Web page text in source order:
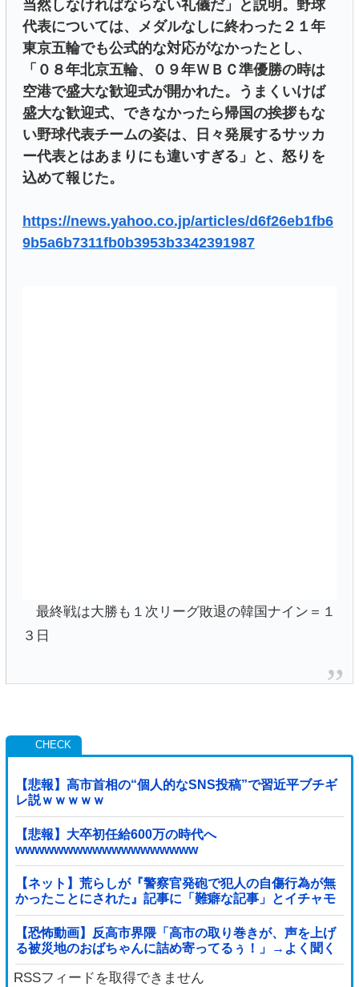
当然しなければならない礼儀だ」と説明。野球
代表については、メダルなしに終わった２１年
東京五輪でも公式的な対応がなかったとし、
「０８年北京五輪、０９年ＷＢＣ準優勝の時は
空港で盛大な歓迎式が開かれた。うまくいけば
盛大な歓迎式、できなかったら帰国の挨拶もな
い野球代表チームの姿は、日々発展するサッカ
ー代表とはあまりにも違いすぎる」と、怒りを
込めて報じた。
https://news.yahoo.co.jp/articles/d6f26eb1fb6
9b5a6b7311fb0b3953b3342391987
最終戦は大勝も１次リーグ敗退の韓国ナイン＝１
３日
【悲報】高市首相の“個人的なSNS投稿”で習近平ブチギ
レ説ｗｗｗｗｗ
【悲報】大卒初任給600万の時代へ
wwwwwwwwwwwwwwwwwww
【ネット】荒らしが『警察官発砲で犯人の自傷行為が無
かったことにされた』記事に「難癖な記事」とイチャモ
ン→自傷行為の動画が拡散してマスゴミの偏向報...
【恐怖動画】反高市界隈「高市の取り巻きが、声を上げ
る被災地のおばちゃんに詰め寄ってるぅ！」→よく聞く
と何やらヤバいことを言っていると話題に…
RSSフィードを取得できません